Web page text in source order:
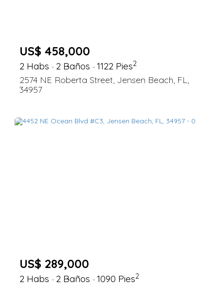
US$ 458,000
2 Habs - 2 Baños - 1122 Pies2
2574 NE Roberta Street, Jensen Beach, FL,
34957
US$ 289,000
2 Habs - 2 Baños - 1090 Pies2